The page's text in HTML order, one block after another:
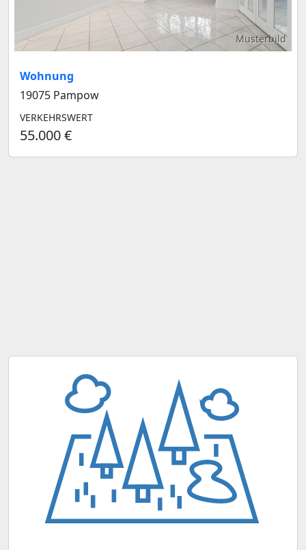
Musterbild
Wohnung
19075 Pampow
VERKEHRSWERT
55.000 €